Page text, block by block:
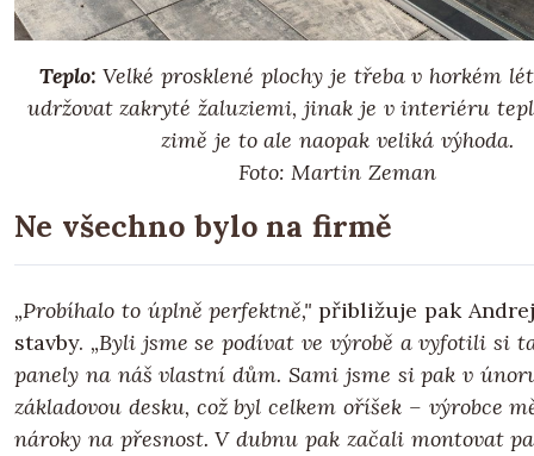
Teplo: Velké prosklené plochy je třeba v horkém
udržovat zakryté žaluziemi, jinak je v interiéru
zimě je to ale naopak veliká výhoda.
Foto: Martin Zeman
Ne všechno bylo na firmě
„Probíhalo to úplně perfektně," přibližuje pak
stavby. „Byli jsme se podívat ve výrobě a vyfotili si
panely na náš vlastní dům. Sami jsme si pak v
základovou desku, což byl celkem oříšek – výrobce
nároky na přesnost. V dubnu pak začali montovat